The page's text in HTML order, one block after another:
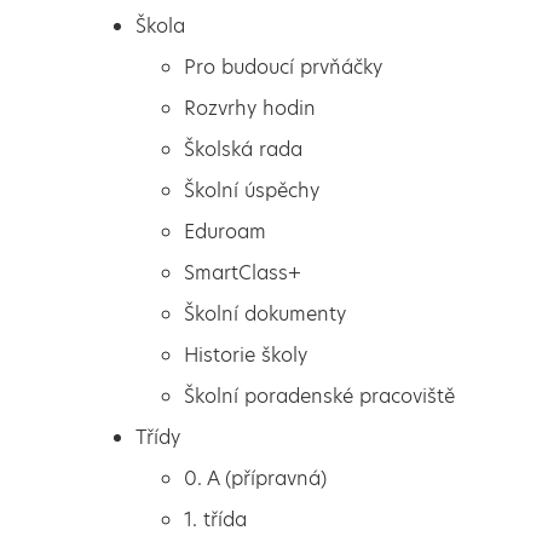
Pro budoucí prvňáčky
Rozvrhy hodin
Školská rada
Škola
Pro budoucí prvňáčky
Rozvrhy hodin
Školská rada
Školní úspěchy
Eduroam
SmartClass+
Školní dokumenty
Historie školy
Školní poradenské pracoviště
Třídy
0. A (přípravná)
1. třída
Tvořivost